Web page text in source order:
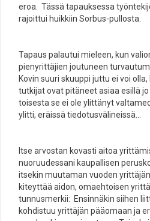
eroa. Tässä tapauksessa
rajoittui huikkiin Sorbus-pullosta.
Tapaus palautui mieleen, kun
pienyrittäjien joutuneen
Kovin suuri skuuppi juttu ei voi
tutkijat ovat pitäneet asiaa esillä
toisesta se ei ole ylittänyt
ylitti, eräissä tiedotusvälineissä…
Itse arvostan kovasti aitoa
nuoruudessani kaupallisen
itsekin muutaman vuoden
kiteyttää aidon, omaehtoisen
tunnusmerkii: Ensinnäkin siihen
kohdistuu yrittäjän pääomaan ja